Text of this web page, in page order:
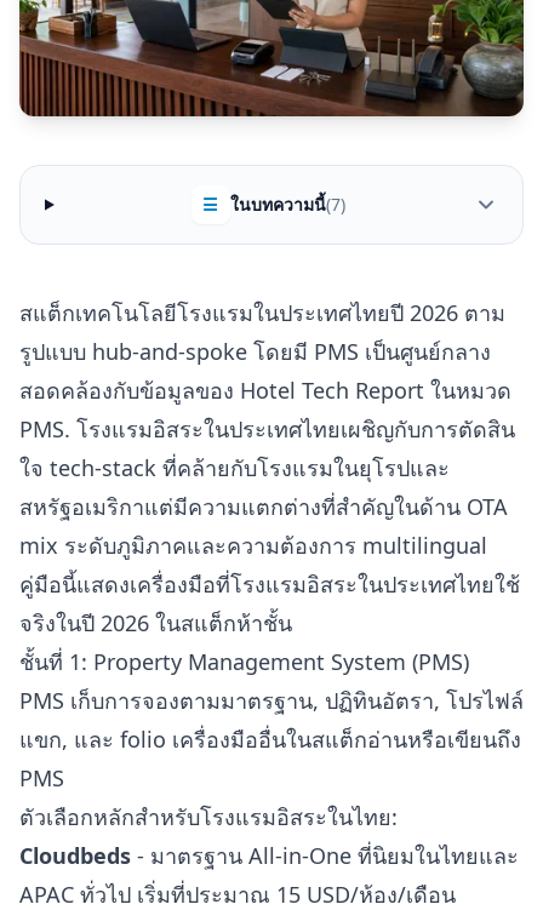
☰ ในบทความนี้(7)
สแต็กเทคโนโลยีโรงแรมในประเทศไทยปี 2026 ตาม
รูปแบบ hub-and-spoke โดยมี PMS เป็นศูนย์กลาง
สอดคล้องกับข้อมูลของ Hotel Tech Report ในหมวด
PMS. โรงแรมอิสระในประเทศไทยเผชิญกับการตัดสิน
ใจ tech-stack ที่คล้ายกับโรงแรมในยุโรปและ
สหรัฐอเมริกาแต่มีความแตกต่างที่สำคัญในด้าน OTA
mix ระดับภูมิภาคและความต้องการ multilingual
คู่มือนี้แสดงเครื่องมือที่โรงแรมอิสระในประเทศไทยใช้
จริงในปี 2026 ในสแต็กห้าชั้น
ชั้นที่ 1: Property Management System (PMS)
PMS เก็บการจองตามมาตรฐาน, ปฏิทินอัตรา, โปรไฟล์
แขก, และ folio เครื่องมืออื่นในสแต็กอ่านหรือเขียนถึง
PMS
ตัวเลือกหลักสำหรับโรงแรมอิสระในไทย:
Cloudbeds - มาตรฐาน All-in-One ที่นิยมในไทยและ
APAC ทั่วไป เริ่มที่ประมาณ 15 USD/ห้อง/เดือน